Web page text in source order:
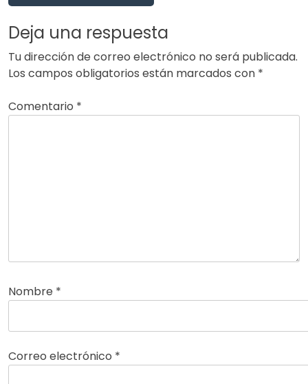
Deja una respuesta
Tu dirección de correo electrónico no será publicada.
Los campos obligatorios están marcados con *
Comentario *
Nombre *
Correo electrónico *